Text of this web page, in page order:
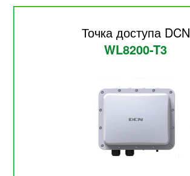
Точка доступа DCN
WL8200-T3